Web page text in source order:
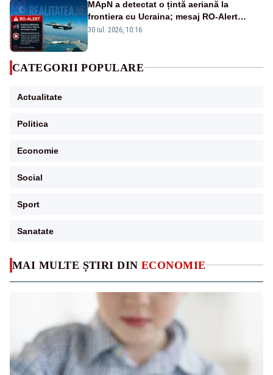
MAI MULTE ȘTIRI DIN ECONOMIE
MApN a detectat o țintă aeriană la
frontiera cu Ucraina; mesaj RO-Alert
transmis în județul Tulcea
30 iul. 2026, 10:16
CATEGORII POPULARE
Actualitate
Politica
Economie
Social
Sport
Sanatate